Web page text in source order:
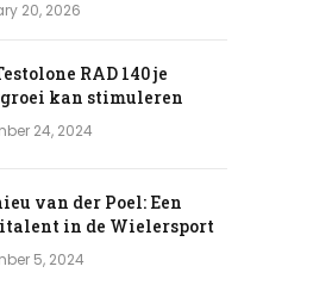
20, 2026
RAD 140 je
kan stimuleren
24, 2024
van der Poel: Een
in de Wielersport
5, 2024